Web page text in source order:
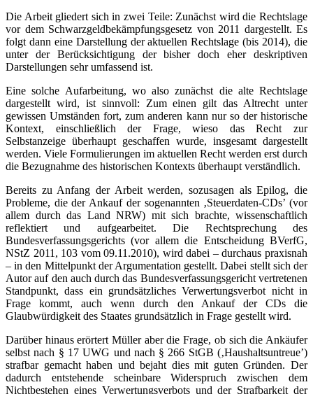
Die Arbeit gliedert sich in zwei Teile: Zunächst wird die Rechtslage
vor dem Schwarzgeldbekämpfungsgesetz von 2011 dargestellt. Es
folgt dann eine Darstellung der aktuellen Rechtslage (bis 2014), die
unter der Berücksichtigung der bisher doch eher deskriptiven
Darstellungen sehr umfassend ist.
Eine solche Aufarbeitung, wo also zunächst die alte Rechtslage
dargestellt wird, ist sinnvoll: Zum einen gilt das Altrecht unter
gewissen Umständen fort, zum anderen kann nur so der historische
Kontext, einschließlich der Frage, wieso das Recht zur
Selbstanzeige überhaupt geschaffen wurde, insgesamt dargestellt
werden. Viele Formulierungen im aktuellen Recht werden erst durch
die Bezugnahme des historischen Kontexts überhaupt verständlich.
Bereits zu Anfang der Arbeit werden, sozusagen als Epilog, die
Probleme, die der Ankauf der sogenannten ‚Steuerdaten-CDs’ (vor
allem durch das Land NRW) mit sich brachte, wissenschaftlich
reflektiert und aufgearbeitet. Die Rechtsprechung des
Bundesverfassungsgerichts (vor allem die Entscheidung BVerfG,
NStZ 2011, 103 vom 09.11.2010), wird dabei – durchaus praxisnah
– in den Mittelpunkt der Argumentation gestellt. Dabei stellt sich der
Autor auf den auch durch das Bundesverfassungsgericht vertretenen
Standpunkt, dass ein grundsätzliches Verwertungsverbot nicht in
Frage kommt, auch wenn durch den Ankauf der CDs die
Glaubwürdigkeit des Staates grundsätzlich in Frage gestellt wird.
Darüber hinaus erörtert Müller aber die Frage, ob sich die Ankäufer
selbst nach § 17 UWG und nach § 266 StGB (‚Haushaltsuntreue’)
strafbar gemacht haben und bejaht dies mit guten Gründen. Der
dadurch entstehende scheinbare Widerspruch zwischen dem
Nichtbestehen eines Verwertungsverbots und der Strafbarkeit der